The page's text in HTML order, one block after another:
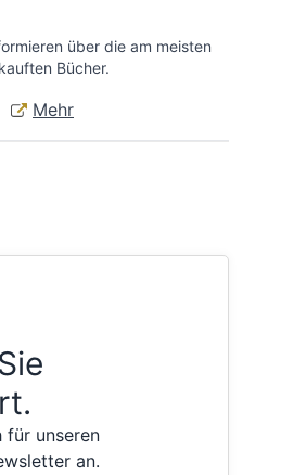
über die am meisten
Bücher.
Mehr
für unseren
an.